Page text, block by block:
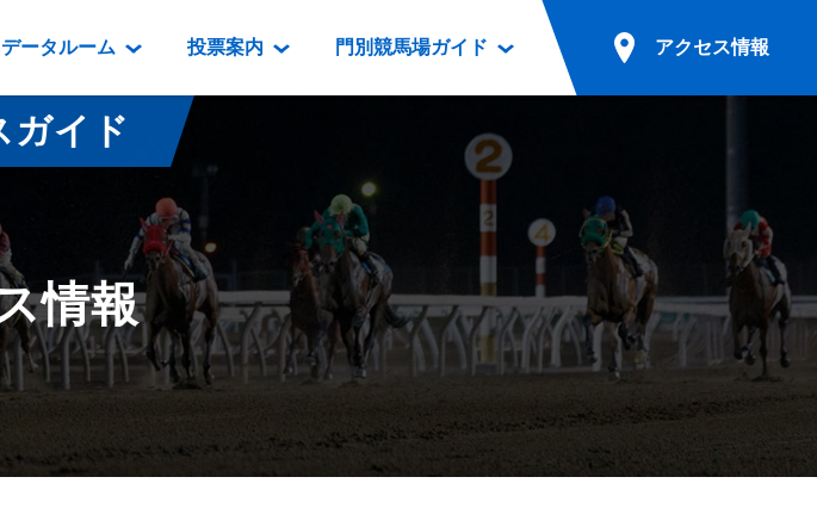
番組・級別表ダウンロード
開催カレンダー
重賞競走体系図
スタリオンシリーズ競走
道内の発売情報(PDF)
データルーム
映像コンテンツ
重賞競走VTR
重賞競走参考VTR
レースダイジェスト
新馬ダイジェスト
投票案内
電話・インターネット投票
場外発売所
実況・テレホンサービス
発売・払戻
門別競馬場ガイド
門別競馬場情報
門別競馬場グルメ
とねっこジンギスカン
いずみ食堂
ルンビニフードカフェ
勝馬屋
アクセス情報
無料送迎バスでのご来場
公共の交通機関でのご来場
ガイド
情報